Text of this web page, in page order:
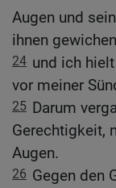
Augen und
ihnen
24 und ich
vor meiner
25 Darum
Gerechtigkeit,
Augen.
26 Gegen den